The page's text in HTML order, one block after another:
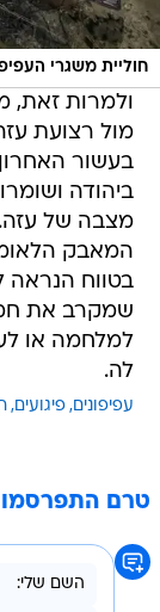
חוליית משגרי
ולמרות זאת,
מול רצועת
בעשור
ביהודה
מצבה של עזה.
המאבק
בטווח הנראה
שמקרב את
למלחמה או
לה.
עפיפונים פיגועים
טרם התפרסמו